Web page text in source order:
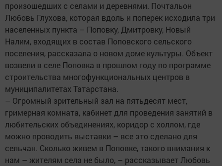
произошедших с селами и деревнями. Почтальон
Любовь Глухова, которая вдоль и поперек исходила три
населенных пункта – Поповку, Дмитровку, Новый
Налим, входящих в состав Поповского сельского
поселения, рассказала о новом доме культуры. Объект
возвели в селе Поповка в прошлом году по программе
строительства многофункциональных центров в
муниципалитетах Татарстана.
– Огромный зрительный зал на пятьдесят мест,
гримерная комната, кабинет для проведения занятий в
любительских объединениях, коридор с холлом, где
можно проводить выставки – все это сделано для
сельчан. Сколько живем в Поповке, такого внимания к
нам – жителям села не было, – рассказывает Любовь